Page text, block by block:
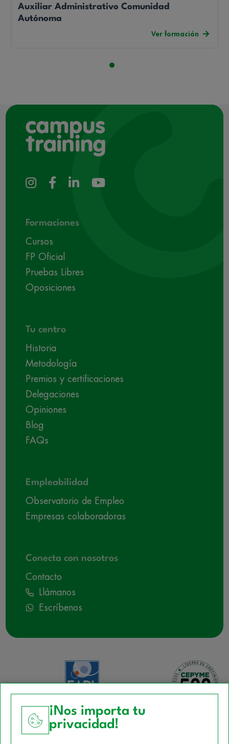
Auxiliar Administrativo Comunidad
Autónoma
Ver formación
Formaciones
Cursos
FP Oficial
Pruebas Libres
Oposiciones
Tu centro
Historia
Metodología
Premios y certificaciones
Delegaciones
Opiniones
Blog
FAQs
Empleabilidad
Observatorio de Empleo
Empresas colaboradoras
Conecta con nosotros
Contacto
Llámanos
Escríbenos
¡Nos importa tu
privacidad!